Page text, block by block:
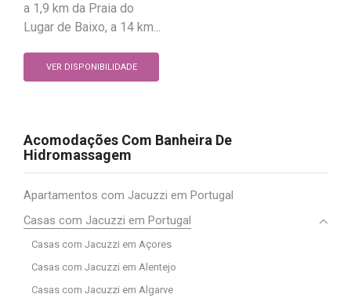
a 1,9 km da Praia do
Lugar de Baixo, a 14 km...
VER DISPONIBILIDADE
Acomodações Com Banheira De
Hidromassagem
Apartamentos com Jacuzzi em Portugal
Casas com Jacuzzi em Portugal
Casas com Jacuzzi em Açores
Casas com Jacuzzi em Alentejo
Casas com Jacuzzi em Algarve